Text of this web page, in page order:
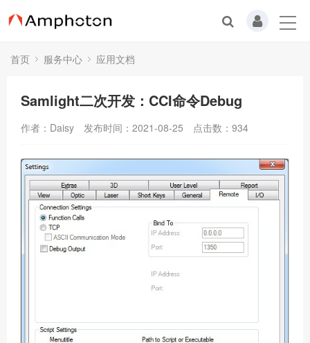
首页 服务中心 应用文档
Samlight二次开发：CCI命令Debug
作者：Daisy 发布时间：2021-08-25 点击数： 934